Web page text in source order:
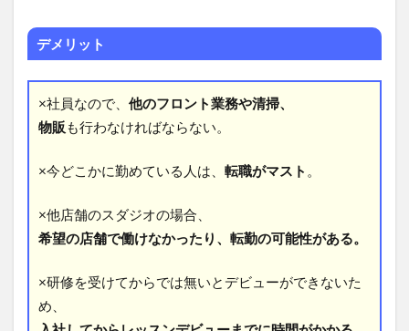
デメリット
×社員なので、 他のフロント業務や清掃、
物販も行わなければならない。
×今どこかに勤めている人は、 転職がマスト 。
×他店舗のスダジオの場合、
希望の店舗で働けなかったり、転勤の可能性がある。
×研修を受けてからでは無いとデビューができないた
め、